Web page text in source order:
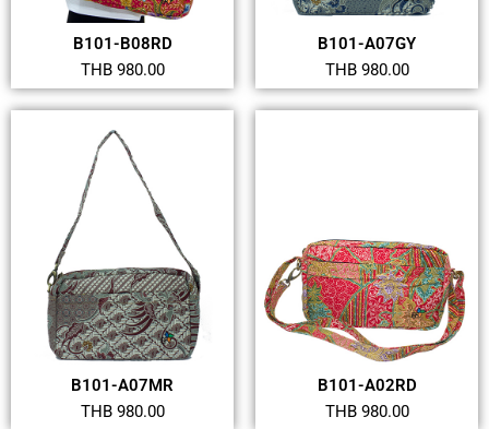
B101-B08RD
THB 980.00
B101-A07GY
THB 980.00
B101-A07MR
THB 980.00
B101-A02RD
THB 980.00